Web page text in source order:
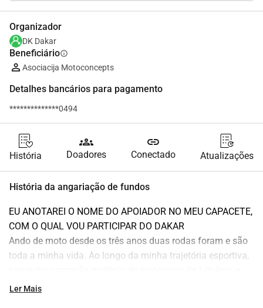
Organizador
DK Dakar
Beneficiárioinfo
Asociacija Motoconcepts
Detalhes bancários para pagamento
**************0494
História
groups
Doadores
link
Conectado Atualizações
História da angariação de fundos
EU ANOTAREI O NOME DO APOIADOR NO MEU CAPACETE,
COM O QUAL VOU PARTICIPAR DO DAKAR
Ando de moto desde os três anos duas rodas foram e são
toda a minha vida. Ao longo da minha trajetória esportiva,
representei a seleção da Lituânia em competições
Ler Mais